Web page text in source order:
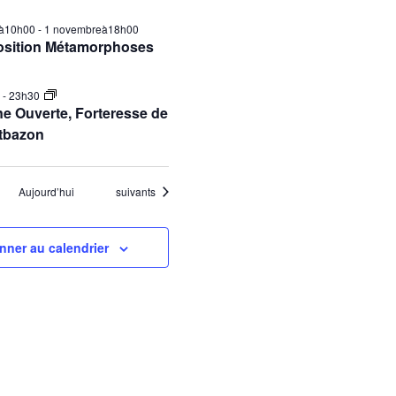
Métamorphoses
- 1 novembreà18h00
Ouverte, Forteresse de
-23h30
Aujourd’hui Évènements
suivants
au calendrier